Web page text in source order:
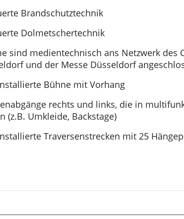
Brandschutztechnik
Dolmetschertechnik
sind medientechnisch ans Netzwerk des
und der Messe Düsseldorf
Bühne mit Vorhang
rechts und links, die in
(z.B. Umkleide, Backstage)
Traversenstrecken mit 25